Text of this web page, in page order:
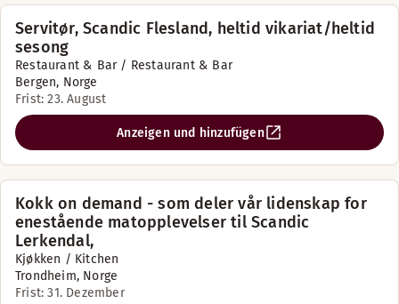
Servitør, Scandic Flesland, heltid vikariat/heltid
sesong
Restaurant & Bar / Restaurant & Bar
Bergen, Norge
Frist: 23. August
Anzeigen und hinzufügen
Kokk on demand - som deler vår lidenskap for
enestående matopplevelser til Scandic
Lerkendal,
Kjøkken / Kitchen
Trondheim, Norge
Frist: 31. Dezember